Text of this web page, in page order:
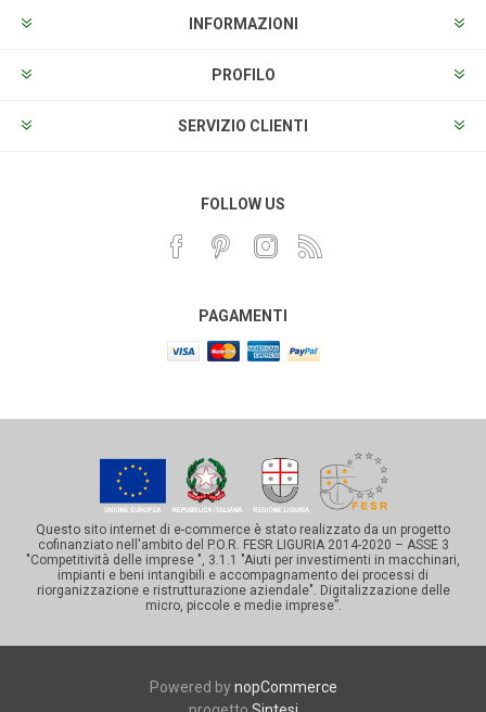
INFORMAZIONI
PROFILO
SERVIZIO CLIENTI
FOLLOW US
PAGAMENTI
Questo sito internet di e-commerce è stato realizzato da un progetto
cofinanziato nell'ambito del P.O.R. FESR LIGURIA 2014-2020 – ASSE 3
"Competitività delle imprese ", 3.1.1 "Aiuti per investimenti in macchinari,
impianti e beni intangibili e accompagnamento dei processi di
riorganizzazione e ristrutturazione aziendale". Digitalizzazione delle
micro, piccole e medie imprese”.
Powered bynopCommerce